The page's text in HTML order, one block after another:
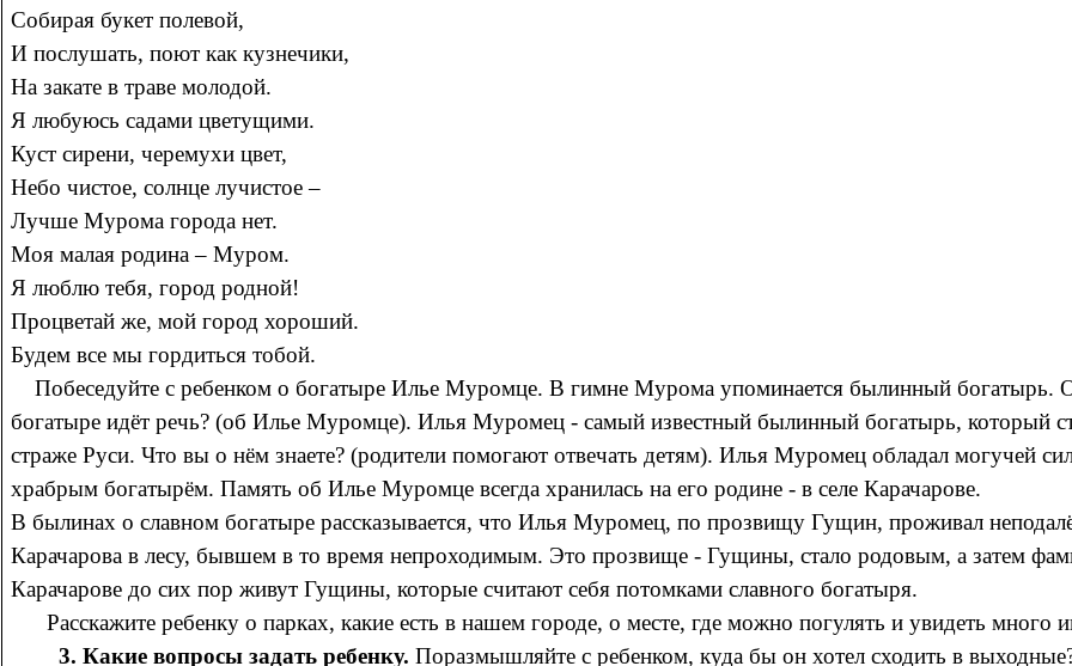
Собирая букет полевой,
И послушать, поют как кузнечики,
На закате в траве молодой.
Я любуюсь садами цветущими.
Куст сирени, черемухи цвет,
Небо чистое, солнце лучистое –
Лучше Мурома города нет.
Моя малая родина – Муром.
Я люблю тебя, город родной!
Процветай же, мой город хороший.
Будем все мы гордиться тобой.
Побеседуйте с ребенком о богатыре Илье Муромце. В гимне Мурома упоминается былинный богатырь.
богатыре идёт речь? (об Илье Муромце). Илья Муромец - самый известный былинный богатырь, который
страже Руси. Что вы о нём знаете? (родители помогают отвечать детям). Илья Муромец обладал могучей
храбрым богатырём. Память об Илье Муромце всегда хранилась на его родине - в селе Карачарове.
В былинах о славном богатыре рассказывается, что Илья Муромец, по прозвищу Гущин, проживал
Карачарова в лесу, бывшем в то время непроходимым. Это прозвище - Гущины, стало родовым, а затем
Карачарове до сих пор живут Гущины, которые считают себя потомками славного богатыря.
Расскажите ребенку о парках, какие есть в нашем городе, о месте, где можно погулять и увидеть много
3. Какие вопросы задать ребенку. Поразмышляйте с ребенком, куда бы он хотел сходить в